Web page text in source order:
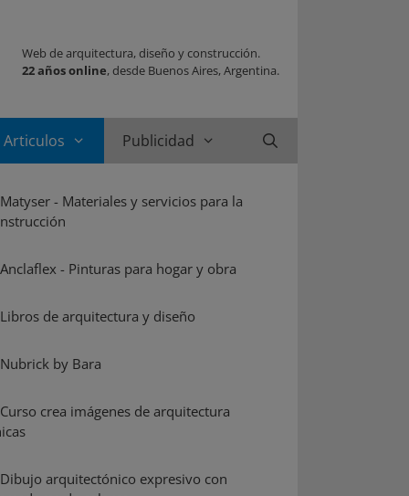
Web de arquitectura, diseño y construcción.
22 años online, desde Buenos Aires, Argentina.
Articulos Publicidad